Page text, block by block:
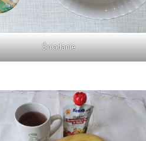
Śniadanie